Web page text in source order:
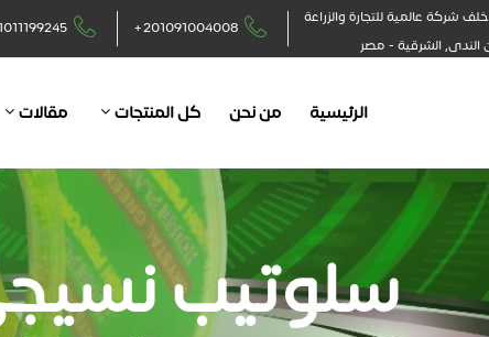
شركة عالمية للتجارة والزراعة
الشرقية - مصر
+201091004008
الرئيسية من نحن كل المنتجات مقالات
سلوتيب